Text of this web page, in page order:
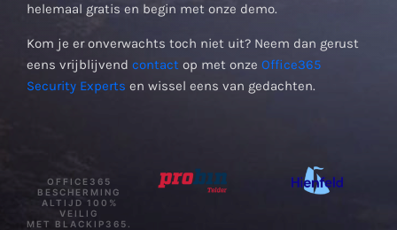
helemaal gratis en begin met onze demo.
Kom je er onverwachts toch niet uit? Neem dan gerust
eens vrijblijvend contact op met onze Office365
Security Experts en wissel eens van gedachten.
OFFICE365
BESCHERMING
ALTIJD 100%
VEILIG
MET BLACKIP365.